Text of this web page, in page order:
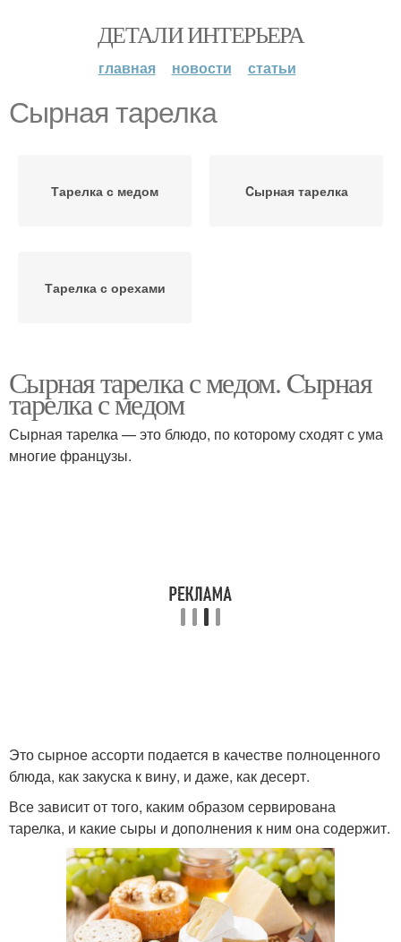
ДЕТАЛИ ИНТЕРЬЕРА
главная новости статьи
Сырная тарелка
Тарелка с медом Cырная тарелка
Тарелка с орехами
Сырная тарелка с медом. Cырная
тарелка с медом
Сырная тарелка — это блюдо, по которому сходят с ума
многие французы.
Это сырное ассорти подается в качестве полноценного
блюда, как закуска к вину, и даже, как десерт.
Все зависит от того, каким образом сервирована
тарелка, и какие сыры и дополнения к ним она содержит.